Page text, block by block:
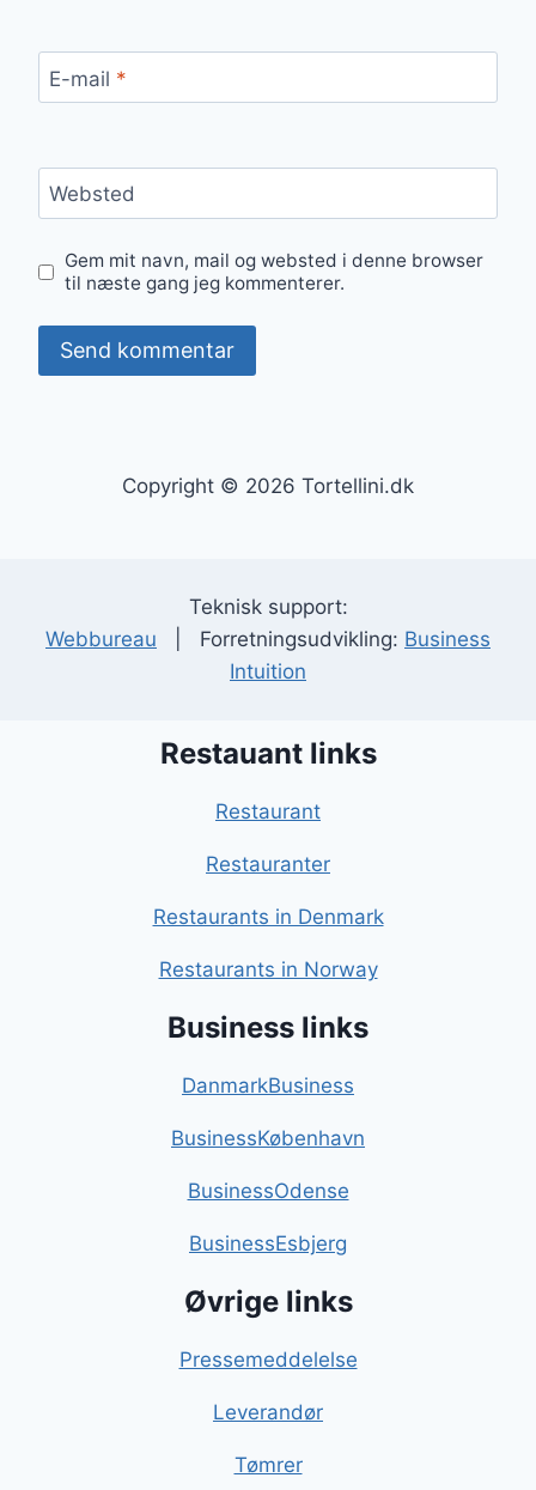
E-mail *
Websted
Gem mit navn, mail og websted i denne browser
til næste gang jeg kommenterer.
Copyright © 2026 Tortellini.dk
Teknisk support:
Webbureau | Forretningsudvikling: Business
Intuition
Restauant links
Restaurant
Restauranter
Restaurants in Denmark
Restaurants in Norway
Business links
DanmarkBusiness
BusinessKøbenhavn
BusinessOdense
BusinessEsbjerg
Øvrige links
Pressemeddelelse
Leverandør
Tømrer